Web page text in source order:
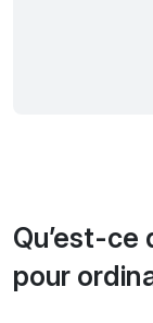
Qu’est-ce
pour